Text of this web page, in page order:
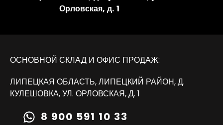
Орловская, д. 1
ОСНОВНОЙ СКЛАД И ОФИС ПРОДАЖ:
ЛИПЕЦКАЯ ОБЛАСТЬ, ЛИПЕЦКИЙ РАЙОН, Д.
КУЛЕШОВКА, УЛ. ОРЛОВСКАЯ, Д. 1
8 900 591 10 33